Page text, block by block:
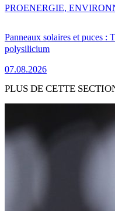
Panneaux solaires et puces :
polysilicium
07.08.2026
PROENERGIE,
PLUS DE CETTE